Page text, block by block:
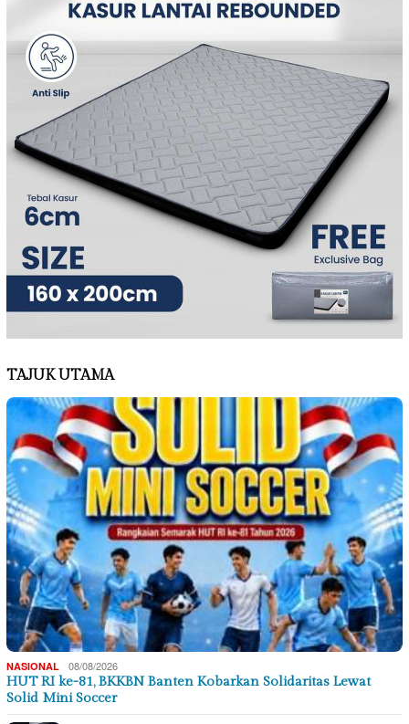
TAJUK UTAMA
NASIONAL 08/08/2026
HUT RI ke-81, BKKBN Banten Kobarkan Solidaritas Lewat
Solid Mini Soccer